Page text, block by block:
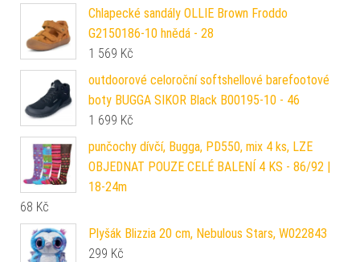
Chlapecké sandály OLLIE Brown Froddo
G2150186-10 hnědá - 28
1 569 Kč
outdoorové celoroční softshellové barefootové
boty BUGGA SIKOR Black B00195-10 - 46
1 699 Kč
punčochy dívčí, Bugga, PD550, mix 4 ks, LZE
OBJEDNAT POUZE CELÉ BALENÍ 4 KS - 86/92 |
18-24m
68 Kč
Plyšák Blizzia 20 cm, Nebulous Stars, W022843
299 Kč